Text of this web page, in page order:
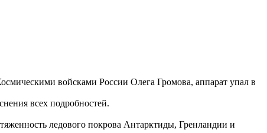
войсками России Олега Громова, аппарат упал в
всех подробностей.
ледового покрова Антарктиды, Гренландии и